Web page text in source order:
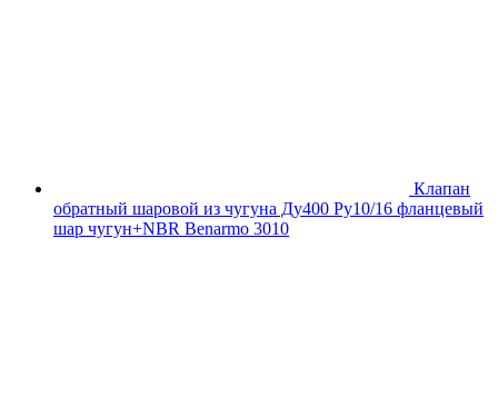
Клапан
обратный шаровой из чугуна Ду400 Ру10/16 фланцевый
шар чугун+NBR Benarmo 3010